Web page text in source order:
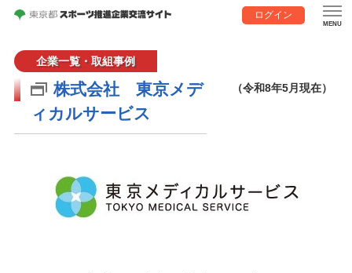
ログイン
企業一覧・取組事例
株式会社 東京メデ
ィカルサービス
（令和8年5月現在）